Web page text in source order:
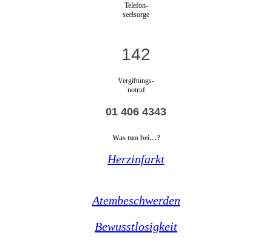
Telefon-
seelsorge
142
Vergiftungs-
notruf
01 406 4343
Was tun bei…?
Herzinfarkt
Atembeschwerden
Bewusstlosigkeit